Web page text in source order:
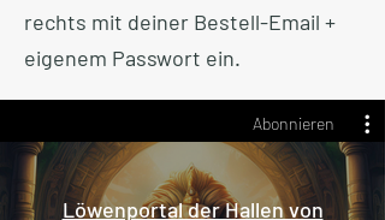
rechts mit deiner Bestell-Email +
eigenem Passwort ein.
Abonnieren
Löwenportal der Hallen von